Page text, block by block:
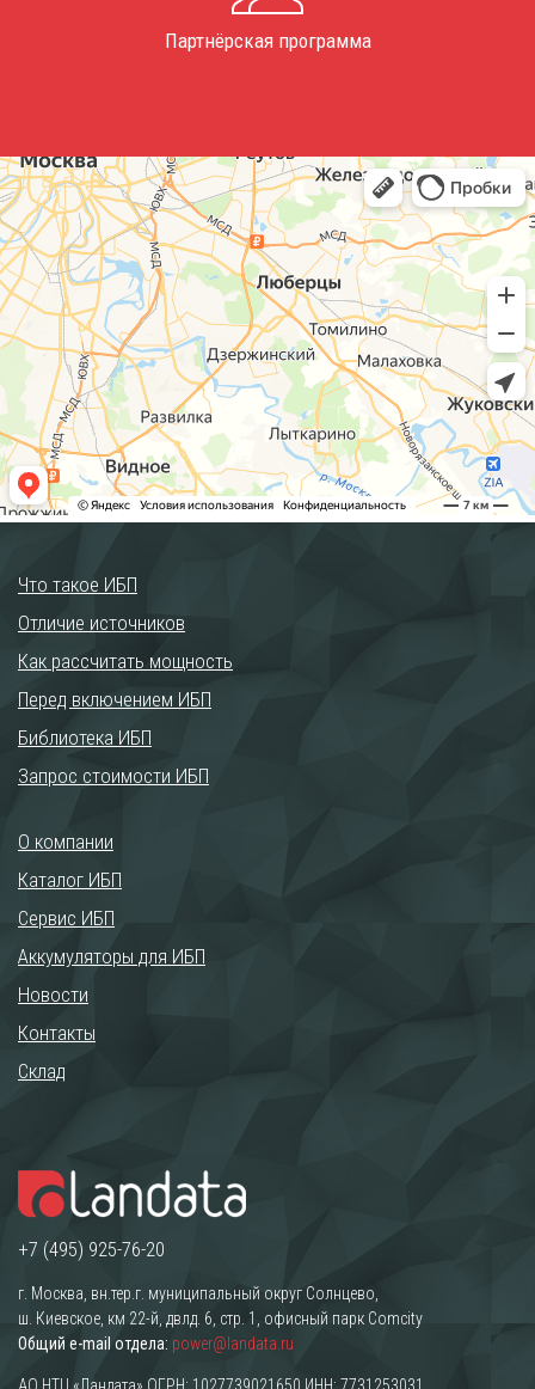
Партнёрская программа
Что такое ИБП
Отличие источников
Как рассчитать мощность
Перед включением ИБП
Библиотека ИБП
Запрос стоимости ИБП
О компании
Каталог ИБП
Сервис ИБП
Аккумуляторы для ИБП
Новости
Контакты
Склад
+7 (495) 925-76-20
г. Москва, вн.тер.г. муниципальный округ Солнцево,
ш. Киевское, км 22-й, двлд. 6, стр. 1, офисный парк Comcity
Общий e-mail отдела: power@landata.ru